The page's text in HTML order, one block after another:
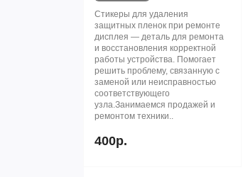
Стикеры для удаления
защитных пленок при ремонте
дисплея — деталь для ремонта
и восстановления корректной
работы устройства. Помогает
решить проблему, связанную с
заменой или неисправностью
соответствующего
узла.Занимаемся продажей и
ремонтом техники..
400р.